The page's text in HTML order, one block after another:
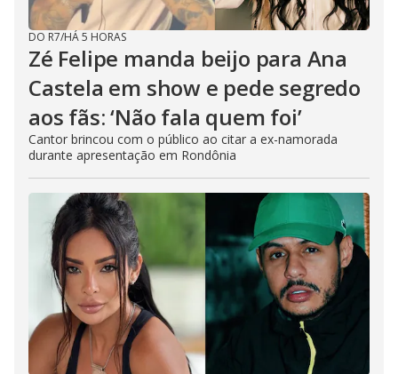
DO R7/HÁ 5 HORAS
Zé Felipe manda beijo para Ana
Castela em show e pede segredo
aos fãs: ‘Não fala quem foi’
Cantor brincou com o público ao citar a ex-namorada
durante apresentação em Rondônia